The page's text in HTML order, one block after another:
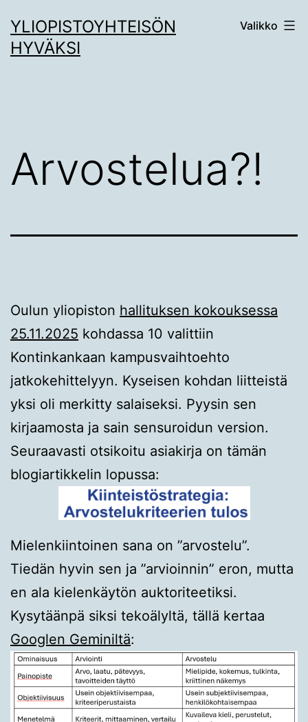
sisältöön
YLIOPISTOYHTEISÖN
HYVÄKSI
Valikko
Arvostelua?!
Oulun yliopiston hallituksen kokouksessa
25.11.2025 kohdassa 10 valittiin
Kontinkankaan kampusvaihtoehto
jatkokehittelyyn. Kyseisen kohdan liitteistä
yksi oli merkitty salaiseksi. Pyysin sen
kirjaamosta ja sain sensuroidun version.
Seuraavasti otsikoitu asiakirja on tämän
blogiartikkelin lopussa:
Mielenkiintoinen sana on ”arvostelu”.
Tiedän hyvin sen ja ”arvioinnin” eron, mutta
en ala kielenkäytön auktoriteetiksi.
Kysytäänpä siksi tekoälyltä, tällä kertaa
Googlen Geminiltä: